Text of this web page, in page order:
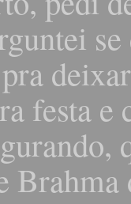
se
festa e
Brahma